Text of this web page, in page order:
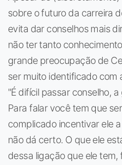
sobre o futuro da carreira
evita dar conselhos mais
não ter tanto
grande preocupação de
ser muito identificado com
"É difícil passar conselho,
Para falar você tem que
complicado incentivar ele
não dá certo. O que ele
dessa ligação que ele tem,